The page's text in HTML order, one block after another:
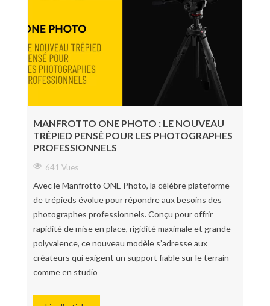
MANFROTTO ONE PHOTO : LE NOUVEAU
TRÉPIED PENSÉ POUR LES PHOTOGRAPHES
PROFESSIONNELS
641 Vues
Avec le Manfrotto ONE Photo, la célèbre plateforme
de trépieds évolue pour répondre aux besoins des
photographes professionnels. Conçu pour offrir
rapidité de mise en place, rigidité maximale et grande
polyvalence, ce nouveau modèle s’adresse aux
créateurs qui exigent un support fiable sur le terrain
comme en studio